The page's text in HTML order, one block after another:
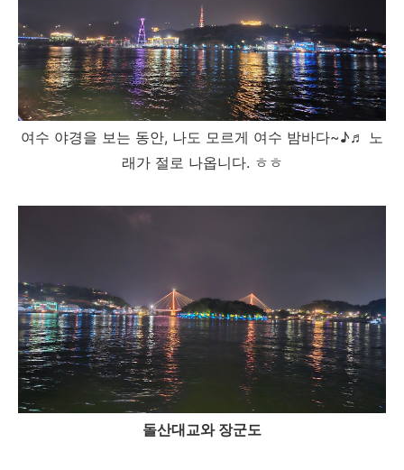
여수 야경을 보는 동안, 나도 모르게 여수 밤바다~♪♬ 노
래가 절로 나옵니다. ㅎㅎ
돌산대교와 장군도